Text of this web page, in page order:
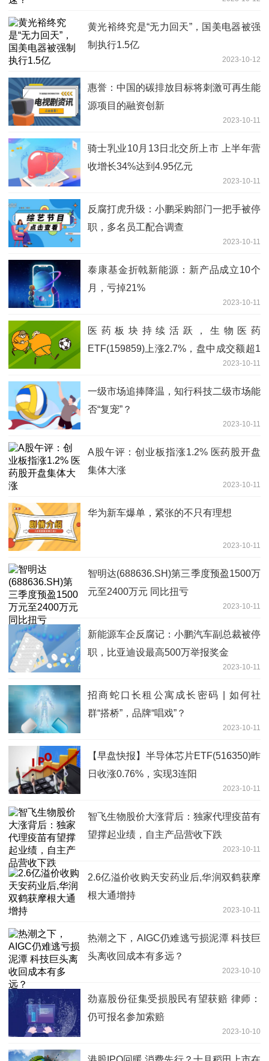
黄光裕终究是“无力回天”，国美电器被强
制执行1.5亿
2023-10-12
惠誉：中国的碳排放目标将刺激可再生能
源项目的融资创新
2023-10-11
骑士乳业10月13日北交所上市 上半年营
收增长34%达到4.95亿元
2023-10-11
反腐打虎升级：小鹏采购部门一把手被停
职，多名员工配合调查
2023-10-11
泰康基金折戟新能源：新产品成立10个
月，亏掉21%
2023-10-11
医药板块持续活跃，生物医药
ETF(159859)上涨2.7%，盘中成交额超1
2023-10-11
一级市场追捧降温，知行科技二级市场能
否“复宠”？
2023-10-11
A股午评：创业板指涨1.2% 医药股开盘
集体大涨
2023-10-11
华为新车爆单，紧张的不只有理想
2023-10-11
智明达(688636.SH)第三季度预盈1500万
元至2400万元 同比扭亏
2023-10-11
新能源车企反腐记：小鹏汽车副总裁被停
职，比亚迪设最高500万举报奖金
2023-10-11
招商蛇口长租公寓成长密码 | 如何社
群“搭桥”，品牌“唱戏”？
2023-10-11
【早盘快报】半导体芯片ETF(516350)昨
日收涨0.76%，实现3连阳
2023-10-11
智飞生物股价大涨背后：独家代理疫苗有
望撑起业绩，自主产品营收下跌
2023-10-11
2.6亿溢价收购天安药业后,华润双鹤获摩
根大通增持
2023-10-11
热潮之下，AIGC仍难逃亏损泥潭 科技巨
头离收回成本有多远？
2023-10-10
劲嘉股份征集受损股民有望获赔 律师：
仍可报名参加索赔
2023-10-10